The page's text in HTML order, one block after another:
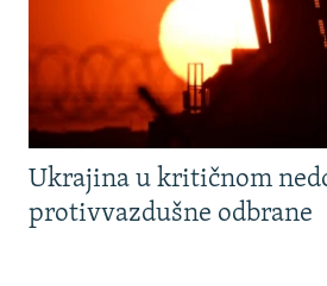
Ukrajina u kritičnom
protivvazdušne odbrane